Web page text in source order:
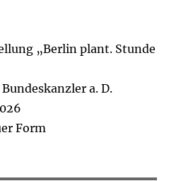
„Berlin plant. Stunde
a. D.
Form